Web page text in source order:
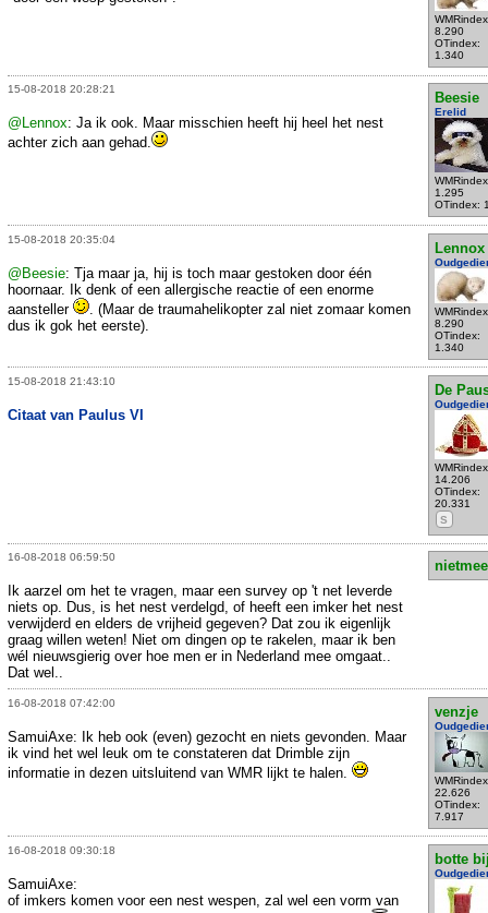
8.290
OTindex:
1.340
15-08-2018 20:28:21
Beesie
Erelid
1.295
OTindex:
@Lennox: Ja ik ook. Maar misschien heeft hij heel het nest
achter zich aan gehad.
15-08-2018 20:35:04
Lennox
8.290
OTindex:
1.340
@Beesie: Tja maar ja, hij is toch maar gestoken door één
hoornaar. Ik denk of een allergische reactie of een enorme
aansteller
. (Maar de traumahelikopter zal niet zomaar komen
dus ik gok het eerste).
15-08-2018 21:43:10
De
14.206
OTindex:
20.331
S
Citaat van Paulus VI
16-08-2018 06:59:50
Ik aarzel om het te vragen, maar een survey op 't net leverde
niets op. Dus, is het nest verdelgd, of heeft een imker het nest
verwijderd en elders de vrijheid gegeven? Dat zou ik eigenlijk
graag willen weten! Niet om dingen op te rakelen, maar ik ben
wél nieuwsgierig over hoe men er in Nederland mee omgaat..
Dat wel..
16-08-2018 07:42:00
venzje
22.626
OTindex:
7.917
SamuiAxe: Ik heb ook (even) gezocht en niets gevonden. Maar
ik vind het wel leuk om te constateren dat Drimble zijn
informatie in dezen uitsluitend van WMR lijkt te halen.
16-08-2018 09:30:18
botte
SamuiAxe:
of imkers komen voor een nest wespen, zal wel een vorm van